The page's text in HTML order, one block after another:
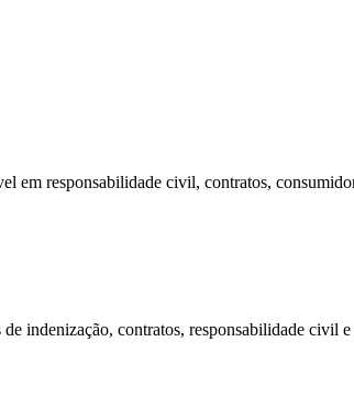
em responsabilidade civil, contratos,
indenização, contratos, responsabilidade civil